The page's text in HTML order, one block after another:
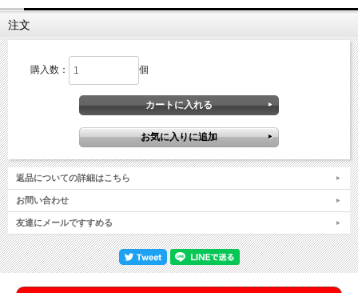
注文
購入数： 個
返品についての詳細はこちら
お問い合わせ
友達にメールですすめる